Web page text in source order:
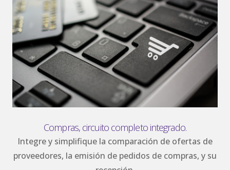
Compras, circuito completo integrado.
Integre y simplifique la comparación de ofertas de
proveedores, la emisión de pedidos de compras, y su